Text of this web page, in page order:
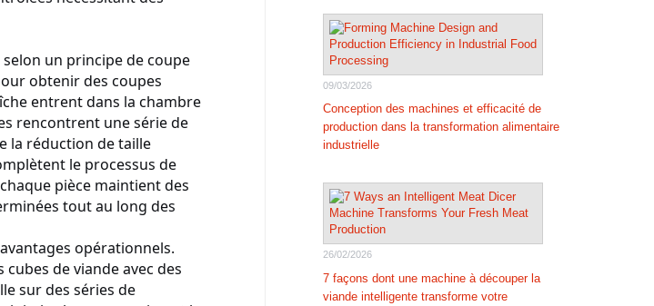
09/03/2026
Conception des machines et efficacité de
production dans la transformation alimentaire
industrielle
26/02/2026
7 façons dont une machine à découper la
viande intelligente transforme votre